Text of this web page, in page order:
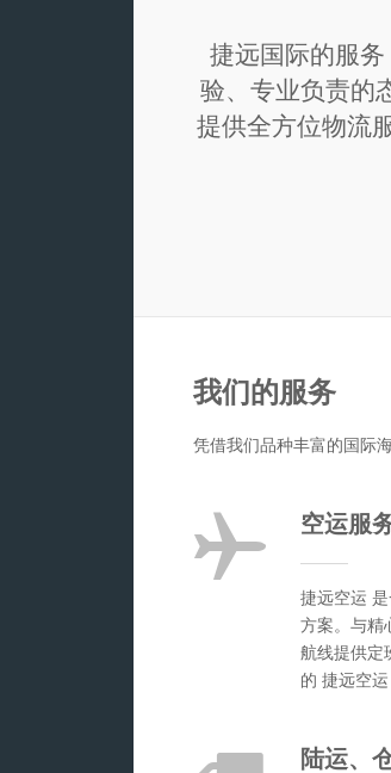
捷远国际的服
验、专业负责的
提供全方位物流
我们的服务
凭借我们品种丰富的国际
空运服
捷远空运
方案。与精
航线提供定
的 捷远空
陆运、